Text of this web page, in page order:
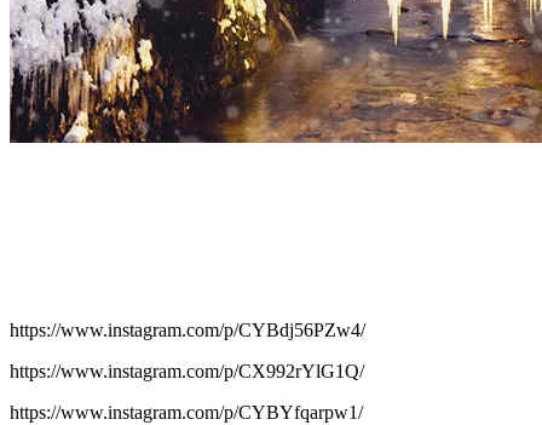
https://www.instagram.com/p/CYBdj56PZw4/
https://www.instagram.com/p/CX992rYlG1Q/
https://www.instagram.com/p/CYBYfqarpw1/